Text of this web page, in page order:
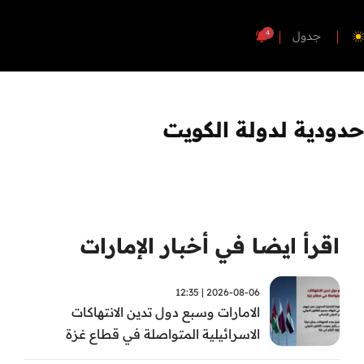
جدول 4
لدولة الكويت
اقرأ ايضا في أخبار الإمارات
2026-08-06 | 12:35
الامارات وسبع دول تدين الانتهاكات
الاسرائيلية المتواصلة في قطاع غزة